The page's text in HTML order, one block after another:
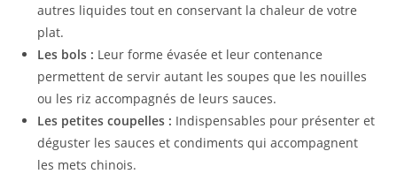
autres liquides tout en conservant la chaleur de votre
plat.
Les bols : Leur forme évasée et leur contenance
permettent de servir autant les soupes que les nouilles
ou les riz accompagnés de leurs sauces.
Les petites coupelles : Indispensables pour présenter et
déguster les sauces et condiments qui accompagnent
les mets chinois.